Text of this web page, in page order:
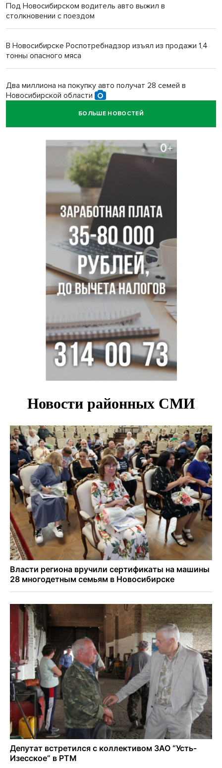
Под Новосибирском водитель авто выжил в
столкновении с поездом
В Новосибирске Роспотребнадзор изъял из продажи 1,4
тонны опасного мяса
Два миллиона на покупку авто получат 28 семей в
Новосибирской области
БОЛЬШЕ НОВОСТЕЙ